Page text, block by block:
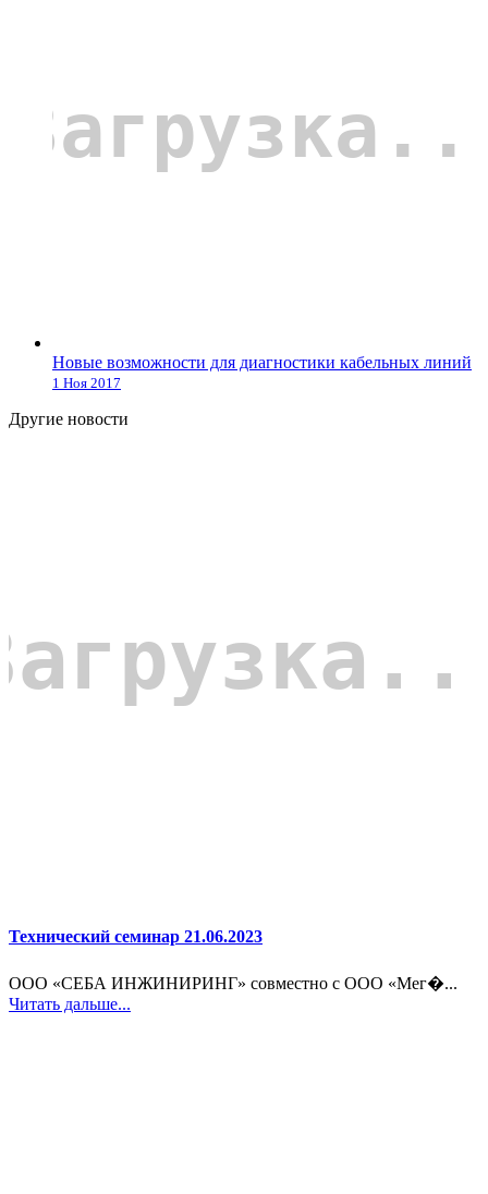
Новые возможности для диагностики кабельных линий
1 Ноя 2017
Другие новости
Технический семинар 21.06.2023
ООО «СЕБА ИНЖИНИРИНГ» совместно с ООО «Мег�...
Читать дальше...